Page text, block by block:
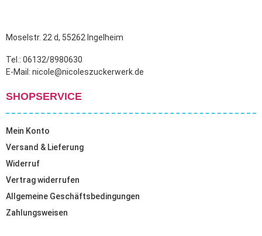
Moselstr. 22 d, 55262 Ingelheim
Tel.: 06132/8980630
E-Mail: nicole@nicoleszuckerwerk.de
SHOPSERVICE
Mein Konto
Versand & Lieferung
Widerruf
Vertrag widerrufen
Allgemeine Geschäftsbedingungen
Zahlungsweisen